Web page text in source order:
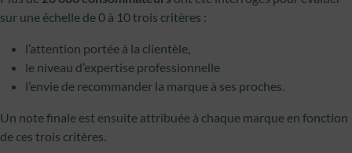
sur une échelle de 0 à 10 trois critères :
l’attention portée à la clientèle,
le niveau d’expertise professionnelle
l’envie de recommander la marque à ses proches.
Un note finale est ensuite attribuée à chaque marque en fonction
de ces trois critères.